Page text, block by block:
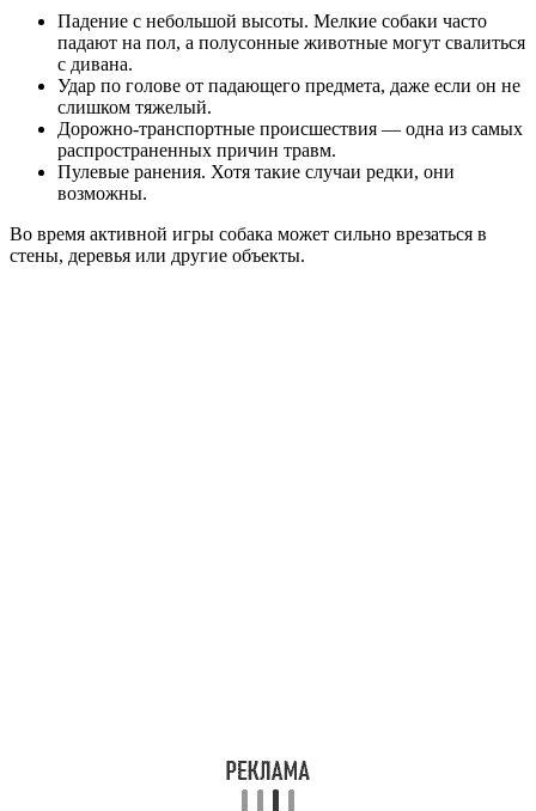
Падение с небольшой высоты. Мелкие собаки часто
падают на пол, а полусонные животные могут свалиться
с дивана.
Удар по голове от падающего предмета, даже если он не
слишком тяжелый.
Дорожно-транспортные происшествия — одна из самых
распространенных причин травм.
Пулевые ранения. Хотя такие случаи редки, они
возможны.
Во время активной игры собака может сильно врезаться в
стены, деревья или другие объекты.